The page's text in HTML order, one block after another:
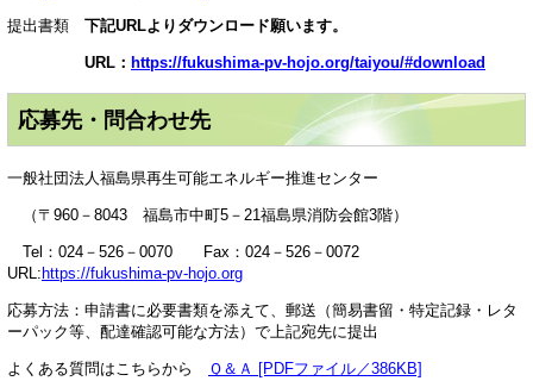
提出書類 下記URLよりダウンロード願います。
URL： https://fukushima-pv-hojo.org/taiyou/#download
応募先・問合わせ先
一般社団法人福島県再生可能エネルギー推進センター
（〒960－8043 福島市中町5－21福島県消防会館3階）
Tel：024－526－0070 Fax：024－526－0072
URL: https://fukushima-pv-hojo.org
応募方法：申請書に必要書類を添えて、郵送（簡易書留・特定記録・レタ
ーパック等、配達確認可能な方法）で上記宛先に提出
よくある質問はこちらから Ｑ＆Ａ [PDFファイル／386KB]